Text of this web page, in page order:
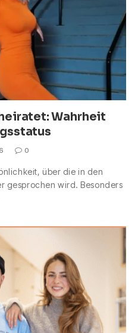
Wahrheit
0
über die in den
gesprochen wird. Besonders